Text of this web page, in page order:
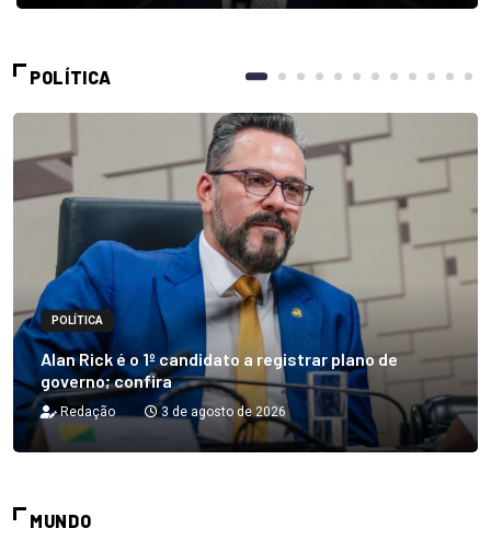
POLÍTICA
POLÍTICA
Alan Rick é o 1º candidato a registrar plano de
governo; confira
Redação 3 de agosto de 2026
MUNDO